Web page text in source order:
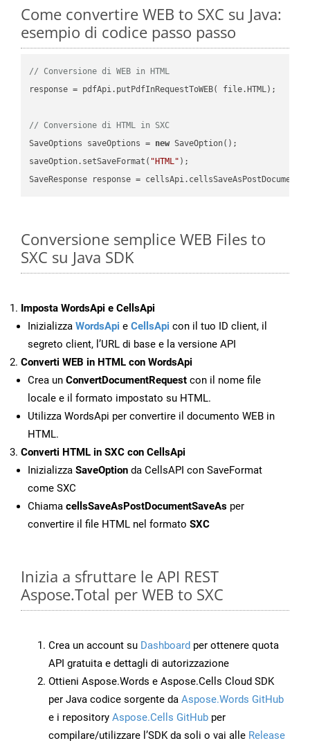
Come convertire WEB to SXC su Java:
esempio di codice passo passo
// Conversione di WEB in HTML
response = pdfApi.putPdfInRequestToWEB( file.HTML);
// Conversione di HTML in SXC
SaveOptions saveOptions = new SaveOption();
saveOption.setSaveFormat( "HTML" );
SaveResponse response =
Conversione semplice WEB Files to
SXC su Java SDK
Imposta WordsApi e CellsApi
Inizializza WordsApi e CellsApi con il tuo ID client, il
segreto client, l’URL di base e la versione API
Converti WEB in HTML con WordsApi
Crea un ConvertDocumentRequest con il nome file
locale e il formato impostato su HTML.
Utilizza WordsApi per convertire il documento WEB in
HTML.
Converti HTML in SXC con CellsApi
Inizializza SaveOption da CellsAPI con SaveFormat
come SXC
Chiama cellsSaveAsPostDocumentSaveAs per
convertire il file HTML nel formato SXC
Inizia a sfruttare le API REST
Aspose.Total per WEB to SXC
Crea un account su Dashboard per ottenere quota
API gratuita e dettagli di autorizzazione
Ottieni Aspose.Words e Aspose.Cells Cloud SDK
per Java codice sorgente da Aspose.Words GitHub
e i repository Aspose.Cells GitHub per
compilare/utilizzare l’SDK da soli o vai alle Release